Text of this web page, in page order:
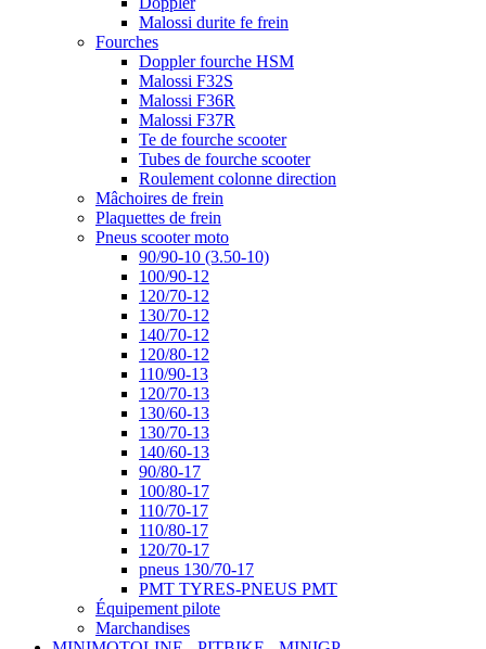
Malossi durite fe frein
Fourches
Doppler fourche HSM
Malossi F32S
Malossi F36R
Malossi F37R
Te de fourche scooter
Tubes de fourche scooter
Roulement colonne direction
Mâchoires de frein
Plaquettes de frein
Pneus scooter moto
90/90-10 (3.50-10)
100/90-12
120/70-12
130/70-12
140/70-12
120/80-12
110/90-13
120/70-13
130/60-13
130/70-13
140/60-13
90/80-17
100/80-17
110/70-17
110/80-17
120/70-17
pneus 130/70-17
PMT TYRES-PNEUS PMT
Équipement pilote
Marchandises